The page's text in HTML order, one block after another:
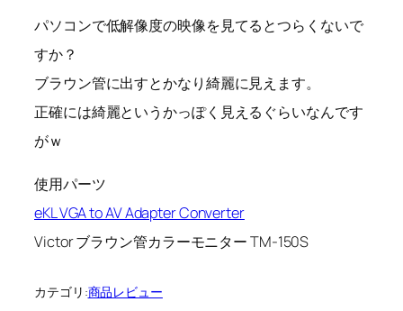
パソコンで低解像度の映像を見てるとつらくないで
すか？
ブラウン管に出すとかなり綺麗に見えます。
正確には綺麗というかっぽく見えるぐらいなんです
がｗ
使用パーツ
eKL VGA to AV Adapter Converter
Victor ブラウン管カラーモニター TM-150S
カテゴリ:商品レビュー